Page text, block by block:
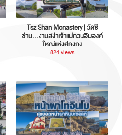
Tsz Shan Monastery | วัดซี
ซ่าน…งามสง่าเจ้าแม่กวนอิมองค์
ใหญ่แห่งฮ่องกง
824 views